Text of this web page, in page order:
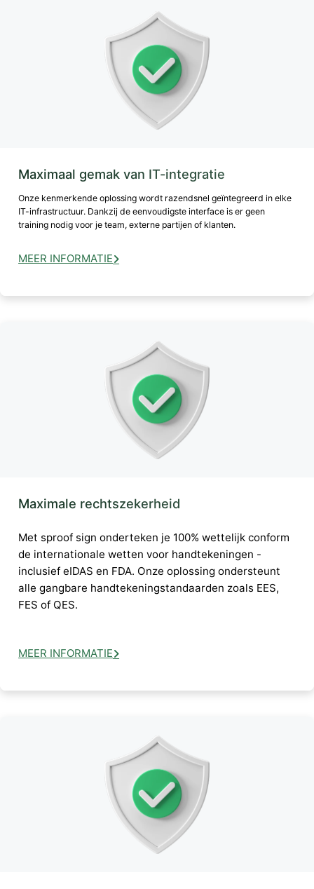
Maximaal gemak van IT-integratie
Onze kenmerkende oplossing wordt razendsnel geïntegreerd in elke
IT-infrastructuur. Dankzij de eenvoudigste interface is er geen
training nodig voor je team, externe partijen of klanten.
MEER INFORMATIE
Maximale rechtszekerheid
Met sproof sign onderteken je 100% wettelijk conform
de internationale wetten voor handtekeningen -
inclusief eIDAS en FDA. Onze oplossing ondersteunt
alle gangbare handtekeningstandaarden zoals EES,
FES of QES.
MEER INFORMATIE